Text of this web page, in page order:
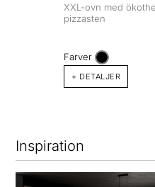
XXL-ovn med
pizzasten
Farver
+ DETALJER
Inspiration